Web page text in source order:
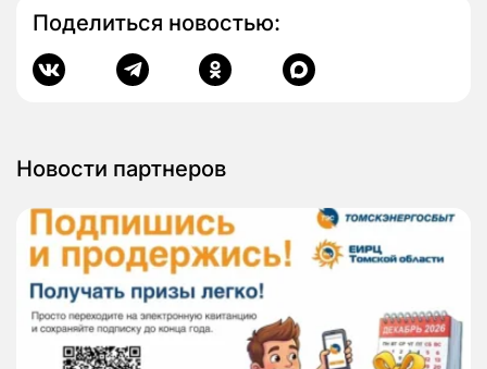
Поделиться новостью:
Новости партнеров